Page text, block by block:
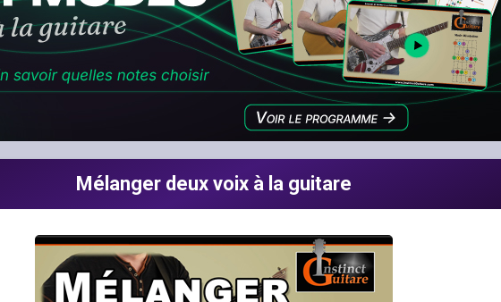
Mélanger deux voix à la guitare